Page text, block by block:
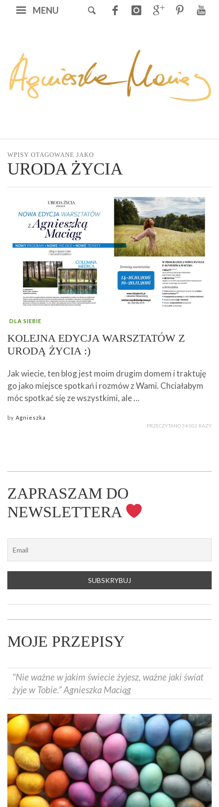
MENU
WPISY OTAGOWANE JAKO
URODA ŻYCIA
DLA SIEBIE
KOLEJNA EDYCJA WARSZTATÓW Z
URODĄ ŻYCIA :)
Jak wiecie, ten blog jest moim drugim domem i traktuję
go jako miejsce spotkań i rozmów z Wami. Chciałabym
móc spotkać się ze wszystkimi, ale …
by Agnieszka
PRZECZYTANO 34 002 RAZY
ZAPRASZAM DO
NEWSLETTERA
MOJE PRZEPISY
"Nie ważne w jakim świecie żyjesz, ważne jaki świat
żyje w Tobie.” Agnieszka Maciąg